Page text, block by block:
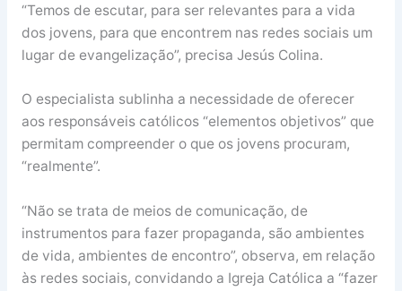
“Temos de escutar, para ser relevantes para a vida
dos jovens, para que encontrem nas redes sociais um
lugar de evangelização”, precisa Jesús Colina.
O especialista sublinha a necessidade de oferecer
aos responsáveis católicos “elementos objetivos” que
permitam compreender o que os jovens procuram,
“realmente”.
“Não se trata de meios de comunicação, de
instrumentos para fazer propaganda, são ambientes
de vida, ambientes de encontro”, observa, em relação
às redes sociais, convidando a Igreja Católica a “fazer